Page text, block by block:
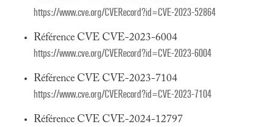
https://www.cve.org/CVERecord?id=CVE-2023-52864
Référence CVE CVE-2023-6004
https://www.cve.org/CVERecord?id=CVE-2023-6004
Référence CVE CVE-2023-7104
https://www.cve.org/CVERecord?id=CVE-2023-7104
Référence CVE CVE-2024-12797